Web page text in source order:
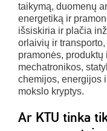
taikymą, duomenų
energetiką ir
išsiskiria ir plačia
orlaivių ir
pramonės,
mechatronikos,
chemijos, energijos
mokslo kryptys.
Ar KTU tinka